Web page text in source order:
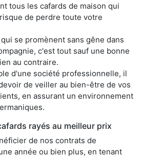
tous les cafards de maison qui
de perdre toute votre
se promènent sans gêne dans
c'est tout sauf une bonne
au contraire.
d'une société professionnelle, il
de veiller au bien-être de vos
en assurant un environnement
rayés au meilleur prix
de nos contrats de
année ou bien plus, en tenant